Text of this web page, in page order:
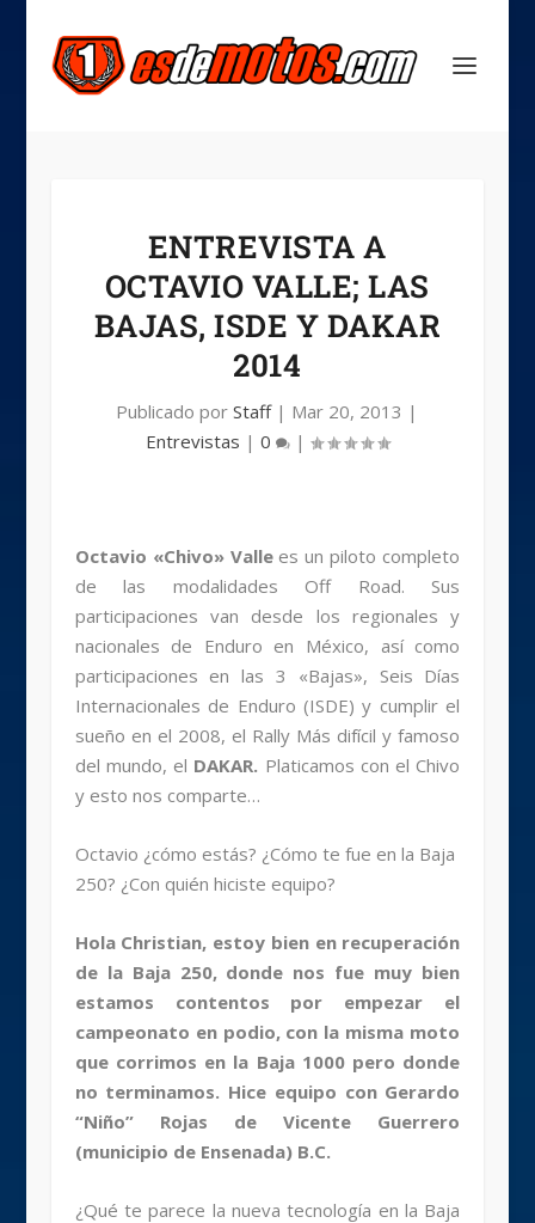
ENTREVISTA A
OCTAVIO VALLE; LAS
BAJAS, ISDE Y DAKAR
2014
Publicado porStaff| Mar 20, 2013 |
Entrevistas | 0 |
Octavio «Chivo» Vallees un piloto completo
de las modalidades Off Road. Sus
participaciones van desde los regionales y
nacionales de Enduro en México, así como
participaciones en las 3 «Bajas», Seis Días
Internacionales de Enduro (ISDE) y cumplir el
sueño en el 2008, el Rally Más difícil y famoso
del mundo, el DAKAR. Platicamos con el Chivo
y esto nos comparte…
Octavio ¿cómo estás? ¿Cómo te fue en la Baja
250? ¿Con quién hiciste equipo?
Hola Christian, estoy bien en recuperación
de la Baja 250, donde nos fue muy bien
estamos contentos por empezar el
campeonato en podio, con la misma moto
que corrimos en la Baja 1000 pero donde
no terminamos. Hice equipo con Gerardo
“Niño” Rojas de Vicente Guerrero
(municipio de Ensenada) B.C.
¿Qué te parece la nueva tecnología en la Baja